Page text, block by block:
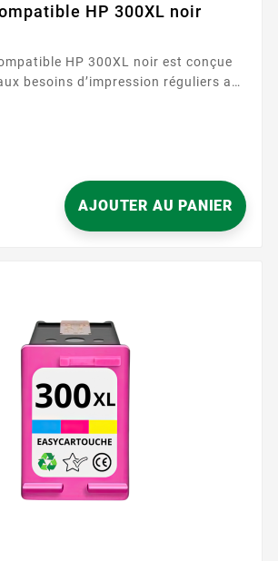
HP 300XL noir
HP 300XL noir est conçue
besoins d’impression réguliers au
ou en télétravail. Adaptée aux
la série HP 300, elle permet de
professionnels, rapports,
des...
AJOUTER AU PANIER